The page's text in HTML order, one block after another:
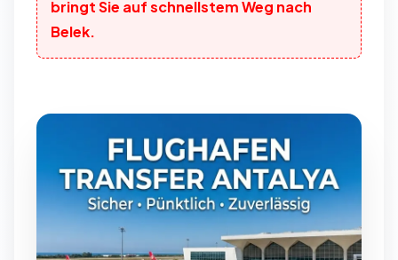
bringt Sie auf schnellstem Weg nach
Belek.